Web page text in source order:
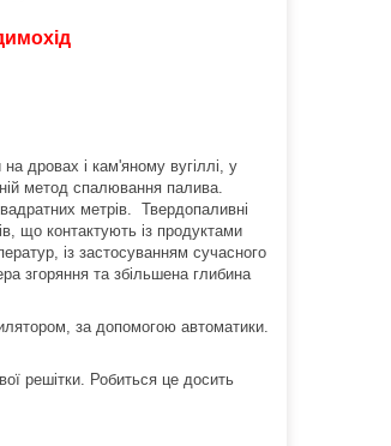
дровах і кам'яному вугіллі, у
метод спалювання палива.
метрів. Твердопаливні
що контактують із продуктами
із застосуванням сучасного
згоряння та збільшена глибина
за допомогою автоматики.
решітки. Робиться це досить